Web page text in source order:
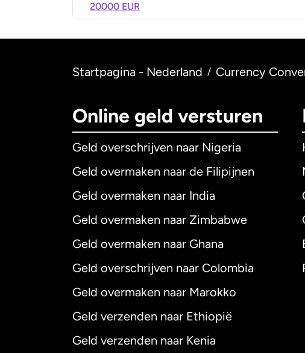
20000 EUR
Startpagina - Nederland / Currency
Online geld versturen
Geld overschrijven naar Nigeria
Geld overmaken naar de Filipijnen
Geld overmaken naar India
Geld overmaken naar Zimbabwe
Geld overmaken naar Ghana
Geld overschrijven naar Colombia
Geld overmaken naar Marokko
Geld verzenden naar Ethiopië
Geld verzenden naar Kenia